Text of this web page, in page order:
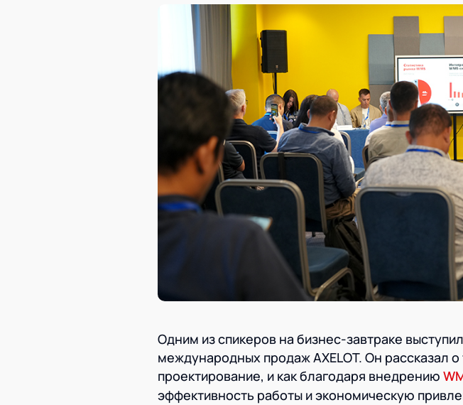
Одним из спикеров на бизнес-завтраке
международных продаж AXELOT. Он рассказал о
проектирование, и как благодаря внедрению
эффективность работы и экономическую